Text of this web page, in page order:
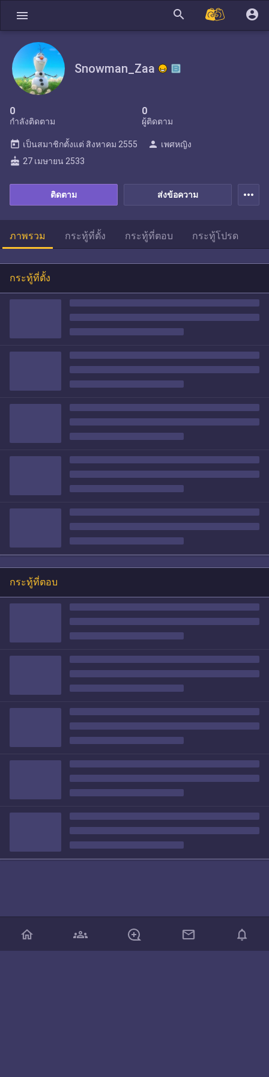
menu search account_circle
Snowman_Zaa
0
กำลังติดตาม
0
ผู้ติดตาม
ส่งข้อความ
ติดตาม
today เป็นสมาชิกตั้งแต่ สิงหาคม 2555 person เพศหญิง
cake 27 เมษายน 2533
more_horiz
ภาพรวม กระทู้ที่ตั้ง กระทู้ที่ตอบ กระทู้โปรด
กระทู้ที่ตั้ง
กระทู้ที่ตอบ